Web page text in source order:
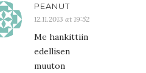
PEANUT
12.11.2013 at 19:52
Me hankittiin
edellisen
muuton